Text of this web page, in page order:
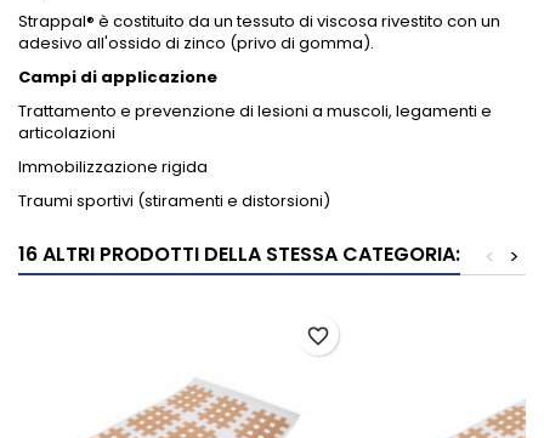
Strappal® è costituito da un tessuto di viscosa rivestito con un
adesivo all'ossido di zinco (privo di gomma).
Campi di applicazione
Trattamento e prevenzione di lesioni a muscoli, legamenti e
articolazioni
Immobilizzazione rigida
Traumi sportivi (stiramenti e distorsioni)
16 ALTRI PRODOTTI DELLA STESSA CATEGORIA: >
<
favorite_border